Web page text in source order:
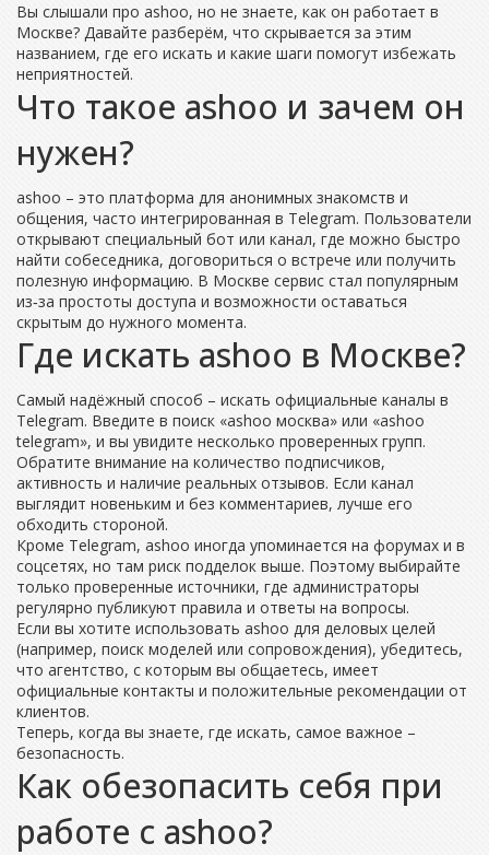
Вы слышали про ashoo, но не знаете, как он работает в
Москве? Давайте разберём, что скрывается за этим
названием, где его искать и какие шаги помогут избежать
неприятностей.
Что такое ashoo и зачем он
нужен?
ashoo – это платформа для анонимных знакомств и
общения, часто интегрированная в Telegram. Пользователи
открывают специальный бот или канал, где можно быстро
найти собеседника, договориться о встрече или получить
полезную информацию. В Москве сервис стал популярным
из‑за простоты доступа и возможности оставаться
скрытым до нужного момента.
Где искать ashoo в Москве?
Самый надёжный способ – искать официальные каналы в
Telegram. Введите в поиск «ashoo москва» или «ashoo
telegram», и вы увидите несколько проверенных групп.
Обратите внимание на количество подписчиков,
активность и наличие реальных отзывов. Если канал
выглядит новеньким и без комментариев, лучше его
обходить стороной.
Кроме Telegram, ashoo иногда упоминается на форумах и в
соцсетях, но там риск подделок выше. Поэтому выбирайте
только проверенные источники, где администраторы
регулярно публикуют правила и ответы на вопросы.
Если вы хотите использовать ashoo для деловых целей
(например, поиск моделей или сопровождения), убедитесь,
что агентство, с которым вы общаетесь, имеет
официальные контакты и положительные рекомендации от
клиентов.
Теперь, когда вы знаете, где искать, самое важное –
безопасность.
Как обезопасить себя при
работе с ashoo?